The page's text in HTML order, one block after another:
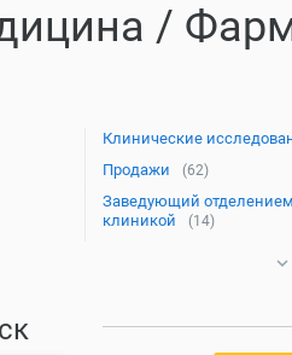
/
Клинические
Продажи (62)
Заведующий
клиникой
(14)